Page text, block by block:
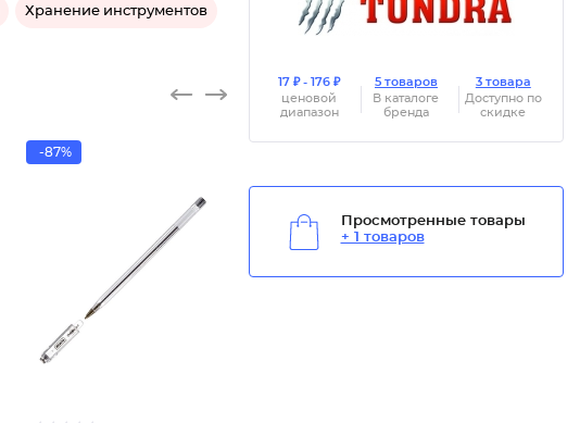
Хранение инструментов
-87%
17 ₽ - 176 ₽
ценовой
диапазон
5 товаров
В каталоге
бренда
3 товара
Доступно по
скидке
Просмотренные товары
+ 1 товаров